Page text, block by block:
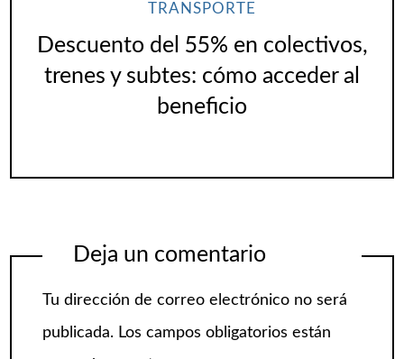
TRANSPORTE
Descuento del 55% en colectivos,
trenes y subtes: cómo acceder al
beneficio
Deja un comentario
Tu dirección de correo electrónico no será
publicada. Los campos obligatorios están